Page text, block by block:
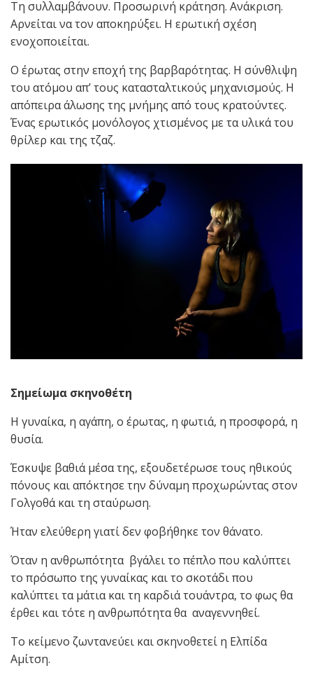
Τη συλλαμβάνουν. Προσωρινή κράτηση. Ανάκριση.
Αρνείται να τον αποκηρύξει. Η ερωτική σχέση
ενοχοποιείται.
Ο έρωτας στην εποχή της βαρβαρότητας. Η σύνθλιψη
του ατόμου απ’ τους κατασταλτικούς μηχανισμούς. Η
απόπειρα άλωσης της μνήμης από τους κρατούντες.
Ένας ερωτικός μονόλογος χτισμένος με τα υλικά του
θρίλερ και της τζαζ.
Σημείωμα σκηνοθέτη
Η γυναίκα, η αγάπη, ο έρωτας, η φωτιά, η προσφορά, η
θυσία.
Έσκυψε βαθιά μέσα της, εξουδετέρωσε τους ηθικούς
πόνους και απόκτησε την δύναμη προχωρώντας στον
Γολγοθά και τη σταύρωση.
Ήταν ελεύθερη γιατί δεν φοβήθηκε τον θάνατο.
Όταν η ανθρωπότητα βγάλει το πέπλο που καλύπτει
το πρόσωπο της γυναίκας και το σκοτάδι που
καλύπτει τα μάτια και τη καρδιά τουάντρα, το φως θα
έρθει και τότε η ανθρωπότητα θα αναγεννηθεί.
Το κείμενο ζωντανεύει και σκηνοθετεί η Ελπίδα
Αμίτση.